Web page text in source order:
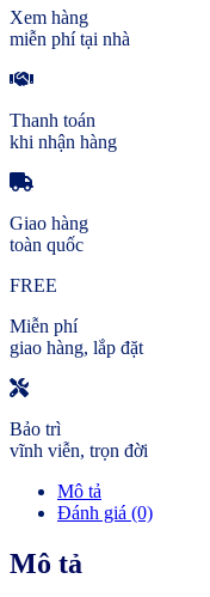
Xem hàng
miễn phí tại nhà
Thanh toán
khi nhận hàng
Giao hàng
toàn quốc
FREE
Miễn phí
giao hàng, lắp đặt
Bảo trì
vĩnh viễn, trọn đời
Mô tả
Đánh giá (0)
Mô tả